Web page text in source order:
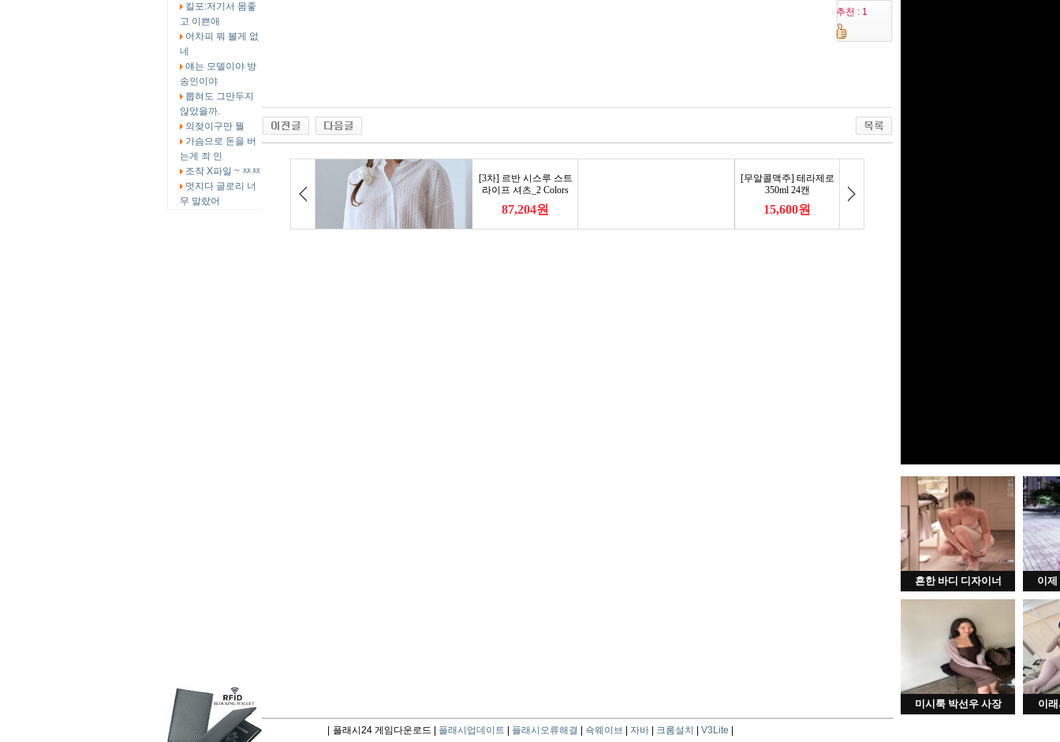
흔한 바디 디자이너 이제
미시룩 박선우 사장 이
킬포:저기서 몸좋
고 이쁜애
어차피 뭐 볼게 없
네
얘는 모델이야 방
송인이야
뽑혀도 그만두지
않았을까.
의젖이구만 뭘
가슴으로 돈을 버
는게 죄 인
조작 X파일 ~ ㅉㅉ
멋지다 글로리 너
무 말랐어
추천 : 1
플래시24 게임다운로드 | 플래시업데이트 플래시오류해결 쇽웨이브 자바| 크롬설치 V3Lite